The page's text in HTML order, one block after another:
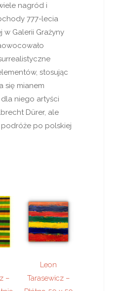
nagród i
777-lecia
w Galerii Grażyny
stosując
się mianem
niego artyści
Dürer, ale
po polskiej
–
Leon
Tarasewicz –